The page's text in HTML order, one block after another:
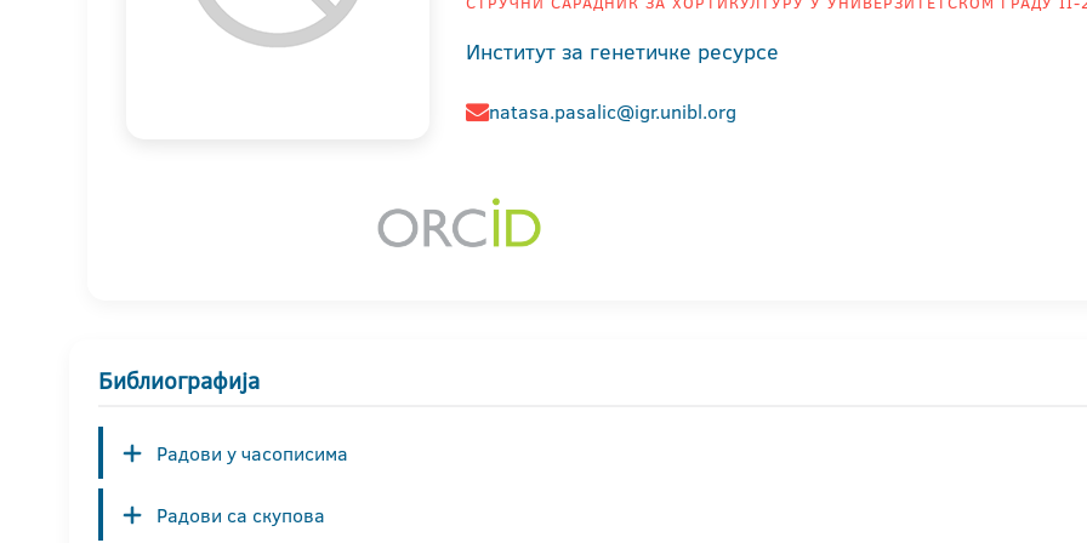
Институт за генетичке ресурсе
natasa.pasalic@igr.unibl.org
Библиографија
Радови у часописима
Радови са скупова